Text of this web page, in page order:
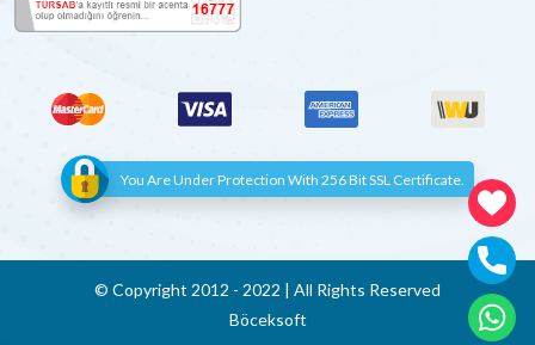
You Are Under Protection With 256 Bit SSL Certificate.
© Copyright 2012 - 2022 | All Rights Reserved
Böceksoft